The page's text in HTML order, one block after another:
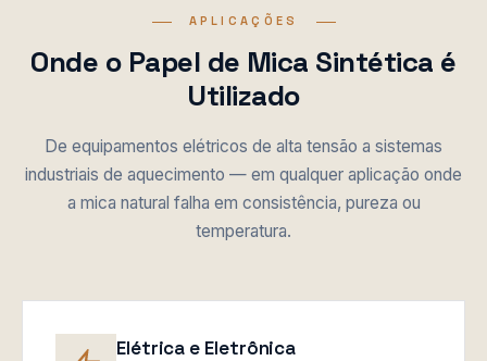
APLICAÇÕES
Onde o Papel de Mica Sintética é
Utilizado
De equipamentos elétricos de alta tensão a sistemas
industriais de aquecimento — em qualquer aplicação onde
a mica natural falha em consistência, pureza ou
temperatura.
Elétrica e Eletrônica